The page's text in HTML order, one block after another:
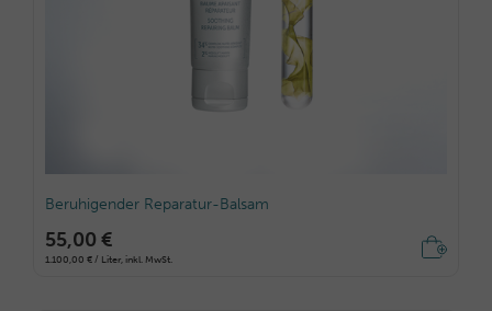
Beruhigender Reparatur-Balsam
55,00 €
1.100,00 € / Liter, inkl. MwSt.